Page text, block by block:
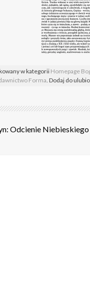
w kategorii Homepage
Forma. Dodaj do
Odcienie Niebieskiego